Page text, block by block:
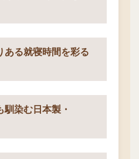
ある就寝時間を彩る
染む日本製・